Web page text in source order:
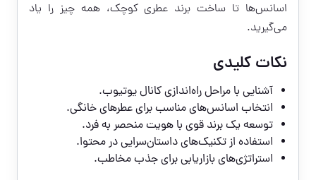
اسانس‌ها تا ساخت برند عطری کوچک، همه چیز را یاد
می‌گیرید.
نکات کلیدی
آشنایی با مراحل راه‌اندازی کانال یوتیوب.
انتخاب اسانس‌های مناسب برای عطرهای خانگی.
توسعه یک برند قوی با هویت منحصر به فرد.
استفاده از تکنیک‌های داستان‌سرایی در محتوا.
استراتژی‌های بازاریابی برای جذب مخاطب.